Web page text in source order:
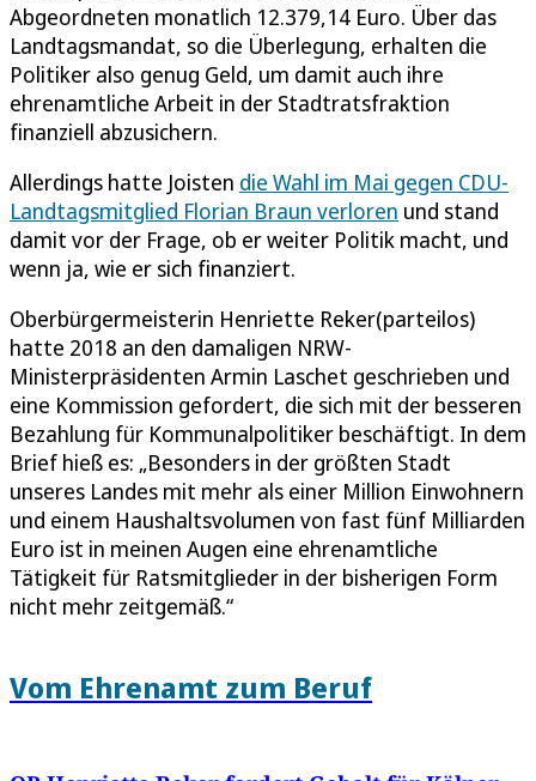
Abgeordneten monatlich 12.379,14 Euro. Über das
Landtagsmandat, so die Überlegung, erhalten die
Politiker also genug Geld, um damit auch ihre
ehrenamtliche Arbeit in der Stadtratsfraktion
finanziell abzusichern.
Allerdings hatte Joisten die Wahl im Mai gegen CDU-
Landtagsmitglied Florian Braun verloren und stand
damit vor der Frage, ob er weiter Politik macht, und
wenn ja, wie er sich finanziert.
Oberbürgermeisterin Henriette Reker(parteilos)
hatte 2018 an den damaligen NRW-
Ministerpräsidenten Armin Laschet geschrieben und
eine Kommission gefordert, die sich mit der besseren
Bezahlung für Kommunalpolitiker beschäftigt. In dem
Brief hieß es: „Besonders in der größten Stadt
unseres Landes mit mehr als einer Million Einwohnern
und einem Haushaltsvolumen von fast fünf Milliarden
Euro ist in meinen Augen eine ehrenamtliche
Tätigkeit für Ratsmitglieder in der bisherigen Form
nicht mehr zeitgemäß.“
Vom Ehrenamt zum Beruf